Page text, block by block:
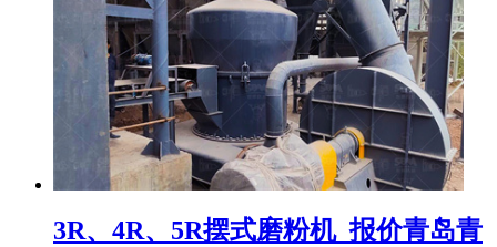
3R、4R、5R摆式磨粉机_报价青岛青